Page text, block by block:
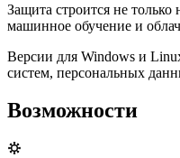
Защита строится не
машинное обучение и
Версии для Windows и
систем, персональных
Возможности